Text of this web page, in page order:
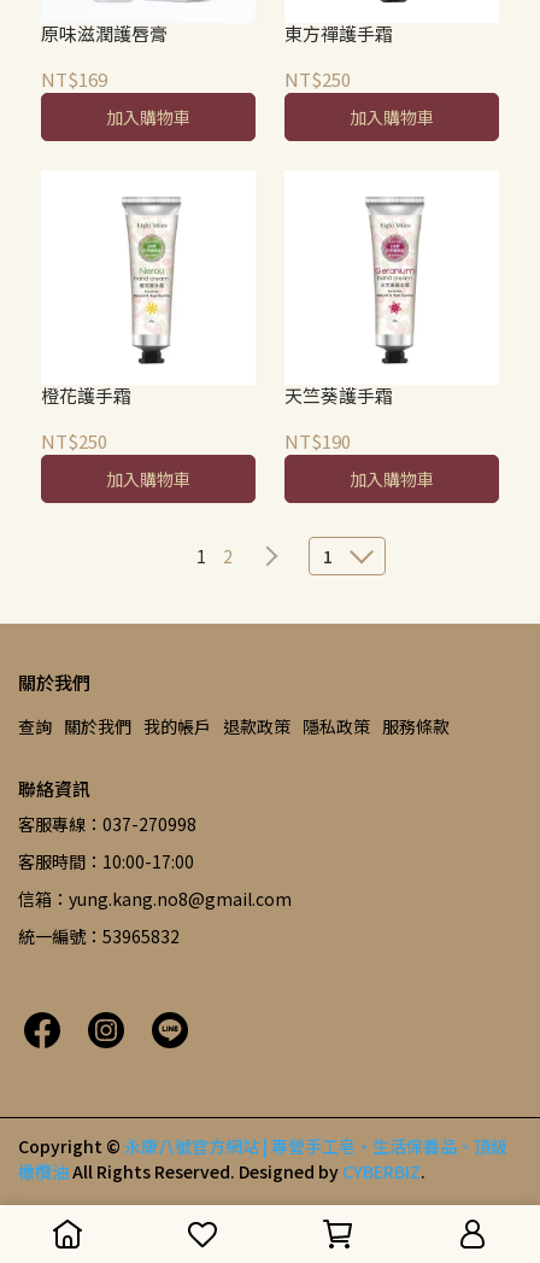
原味滋潤護唇膏
NT$169
加入購物車
東方禪護手霜
NT$250
加入購物車
橙花護手霜
NT$250
加入購物車
天竺葵護手霜
NT$190
加入購物車
1 2 1
關於我們
查詢 關於我們 我的帳戶 退款政策 隱私政策 服務條款
聯絡資訊
客服專線：037-270998
客服時間：10:00-17:00
信箱：yung.kang.no8@gmail.com
統一編號：53965832
Copyright © 永康八號官方網站 | 專營手工皂、生活保養品、頂級
橄欖油All Rights Reserved. Designed by CYBERBIZ.